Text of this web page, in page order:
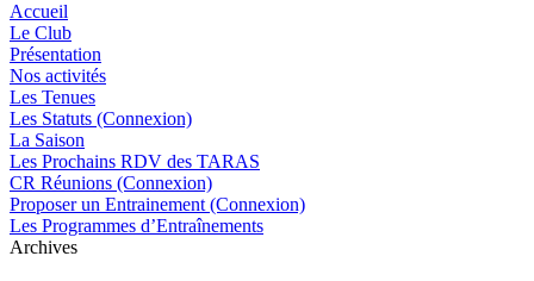
Accueil
Le Club
Présentation
Nos activités
Les Tenues
Les Statuts (Connexion)
La Saison
Les Prochains RDV des TARAS
CR Réunions (Connexion)
Proposer un Entrainement (Connexion)
Les Programmes d’Entraînements
Archives